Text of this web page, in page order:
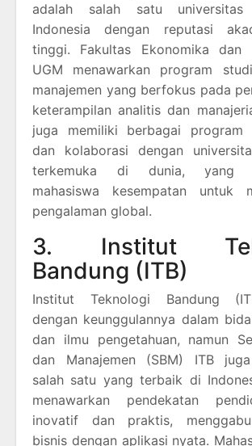
adalah salah satu
Indonesia dengan reputasi
tinggi. Fakultas Ekonomika dan
UGM menawarkan program
manajemen yang berfokus pada
keterampilan analitis dan
juga memiliki berbagai program
dan kolaborasi dengan
terkemuka di dunia, yang
mahasiswa kesempatan untuk
pengalaman global.
3. Institut
Bandung (ITB)
Institut Teknologi Bandung
dengan keunggulannya dalam
dan ilmu pengetahuan, namun
dan Manajemen (SBM) ITB
salah satu yang terbaik di
menawarkan pendekatan
inovatif dan praktis,
bisnis dengan aplikasi nyata.